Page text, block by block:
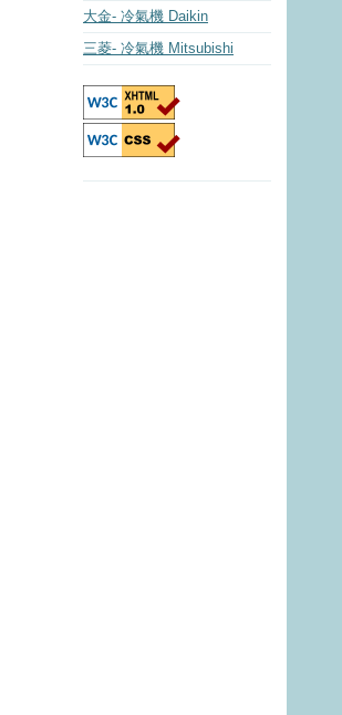
大金- 冷氣機 Daikin
三菱- 冷氣機 Mitsubishi